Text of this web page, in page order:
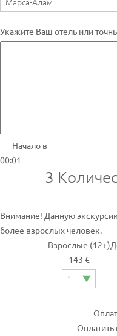
Укажите Ваш отель или
Начало в
00:01
3
Внимание! Данную
более взрослых человек.
Взрослые (12+)
143 €
Оплатить